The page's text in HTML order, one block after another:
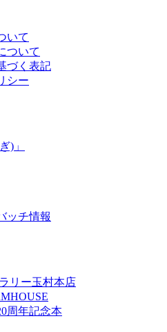
いて
ついて
づく表記
シー
)」
ッチ情報
リー玉村本店
周年記念本